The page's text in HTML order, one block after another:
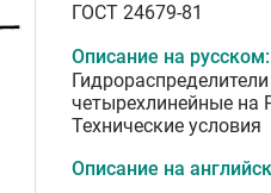
ГОСТ 24679-81
Описание на русском:
четырехлинейные
Технические условия
Описание на